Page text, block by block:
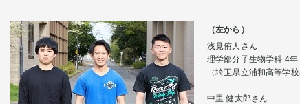
（左から）
浅見侑人さん
理学部分子生物学科 4年
（埼玉県立浦和高等学校
中里 健太郎さん